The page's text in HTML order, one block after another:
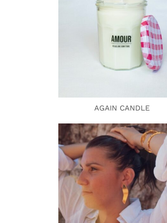
AGAIN CANDLE